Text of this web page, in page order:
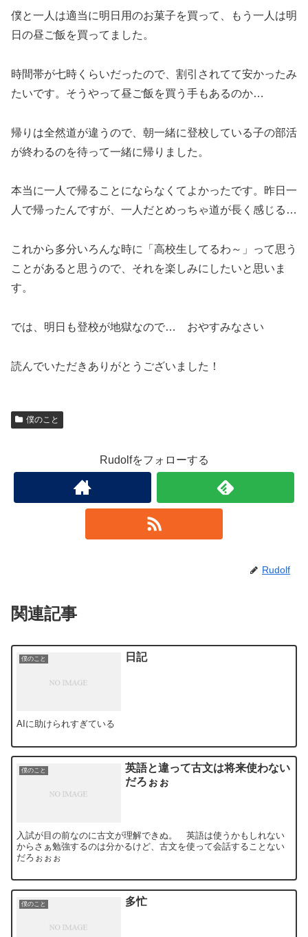
僕と一人は適当に明日用のお菓子を買って、もう一人は明
日の昼ご飯を買ってました。
時間帯が七時くらいだったので、割引されてて安かったみ
たいです。そうやって昼ご飯を買う手もあるのか…
帰りは全然道が違うので、朝一緒に登校している子の部活
が終わるのを待って一緒に帰りました。
本当に一人で帰ることにならなくてよかったです。昨日一
人で帰ったんですが、一人だとめっちゃ道が長く感じる…
これから多分いろんな時に「高校生してるわ～」って思う
ことがあると思うので、それを楽しみにしたいと思いま
す。
では、明日も登校が地獄なので… おやすみなさい
読んでいただきありがとうございました！
僕のこと
Rudolfをフォローする
Rudolf
関連記事
僕のこと 日記
AIに助けられすぎている
僕のこと
英語と違って古文は将来使わない
だろぉぉ
入試が目の前なのに古文が理解できぬ。 英語は使うかもしれない
からさぁ勉強するのは分かるけど、古文を使って会話することない
だろぉぉぉ
僕のこと 多忙